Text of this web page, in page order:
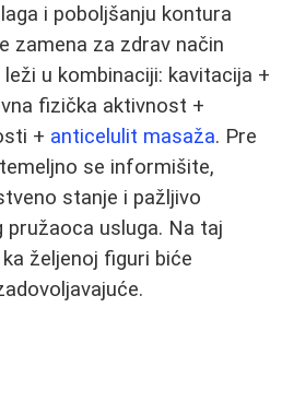
i poboljšanju kontura
zamena za zdrav način
u kombinaciji: kavitacija +
fizička aktivnost +
+ anticelulit masaža. Pre
se informišite,
stanje i pažljivo
usluga. Na taj
željenoj figuri biće